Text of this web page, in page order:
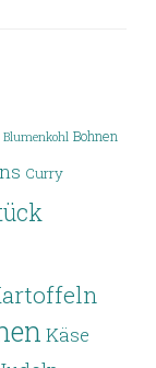
Blumenkohl Bohnen
Curry
Käse